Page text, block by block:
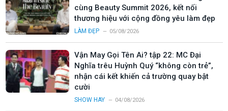
cùng Beauty Summit 2026, kết nối
thương hiệu với cộng đồng yêu làm đẹp
LÀM ĐẸP 05/08/2026
Vận May Gọi Tên Ai? tập 22: MC Đại
Nghĩa trêu Huỳnh Quý “không còn trẻ”,
nhận cái kết khiến cả trường quay bật
cười
SHOW HAY 04/08/2026